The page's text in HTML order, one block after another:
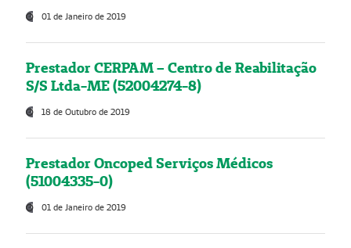
01 de Janeiro de 2019
Prestador CERPAM – Centro de Reabilitação
S/S Ltda-ME (52004274-8)
18 de Outubro de 2019
Prestador Oncoped Serviços Médicos
(51004335-0)
01 de Janeiro de 2019